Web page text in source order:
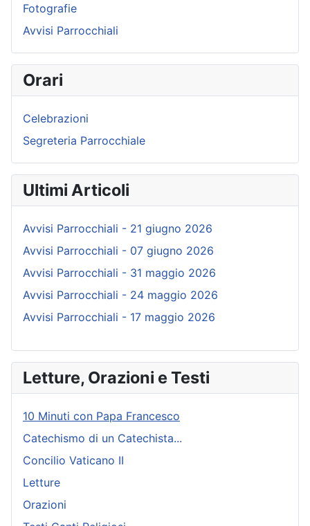
Fotografie
Avvisi Parrocchiali
Orari
Celebrazioni
Segreteria Parrocchiale
Ultimi Articoli
Avvisi Parrocchiali - 21 giugno 2026
Avvisi Parrocchiali - 07 giugno 2026
Avvisi Parrocchiali - 31 maggio 2026
Avvisi Parrocchiali - 24 maggio 2026
Avvisi Parrocchiali - 17 maggio 2026
Letture, Orazioni e Testi
10 Minuti con Papa Francesco
Catechismo di un Catechista...
Concilio Vaticano II
Letture
Orazioni